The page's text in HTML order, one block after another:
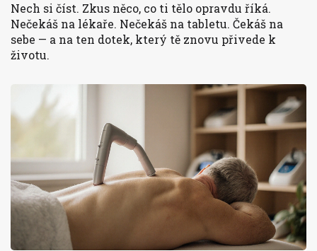
Nech si číst. Zkus něco, co ti tělo opravdu říká.
Nečekáš na lékaře. Nečekáš na tabletu. Čekáš na
sebe — a na ten dotek, který tě znovu přivede k
životu.